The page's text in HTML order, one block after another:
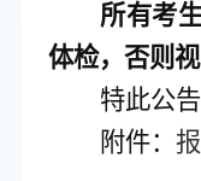
所有考
体检，否则
特此公告
附件：